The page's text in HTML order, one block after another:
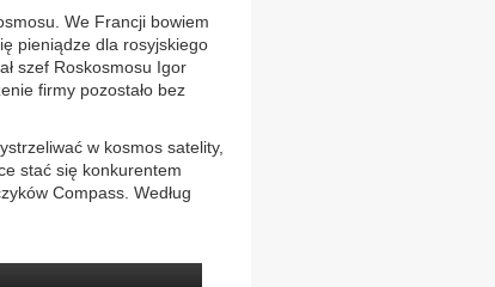
We Francji bowiem
pieniądze dla rosyjskiego
szef Roskosmosu Igor
firmy pozostało bez
w kosmos satelity,
stać się konkurentem
Compass. Według